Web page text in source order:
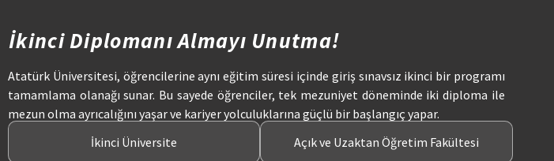
İkinci Diplomanı Almayı Unutma!
Atatürk Üniversitesi, öğrencilerine aynı eğitim süresi içinde giriş sınavsız ikinci bir programı
tamamlama olanağı sunar. Bu sayede öğrenciler, tek mezuniyet döneminde iki diploma ile
mezun olma ayrıcalığını yaşar ve kariyer yolculuklarına güçlü bir başlangıç yapar.
İkinci Üniversite
Açık ve Uzaktan Öğretim Fakültesi